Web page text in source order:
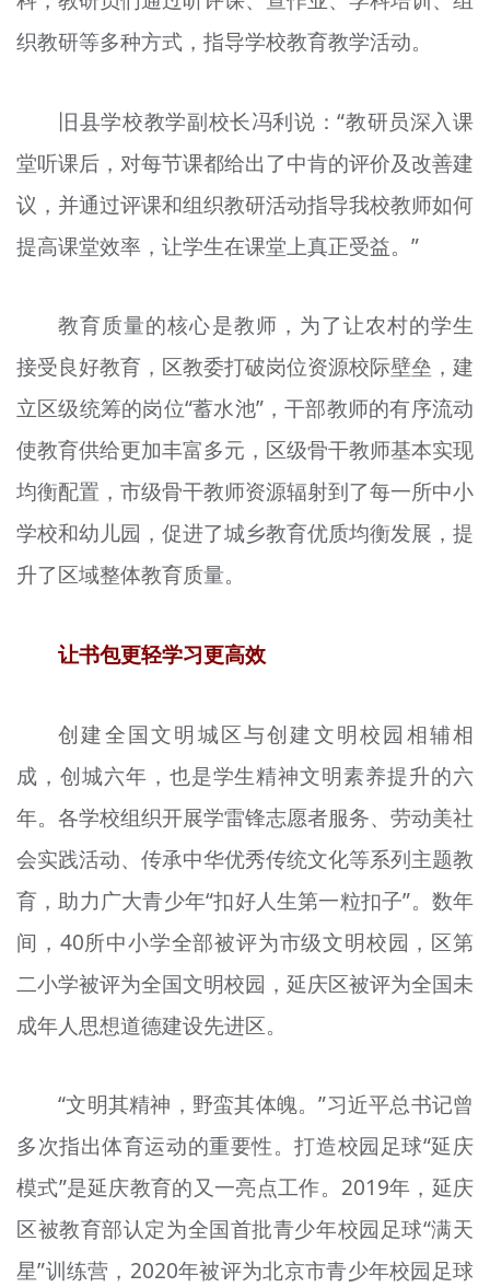
织教研等多种方式，指导学校教育教学活动。
旧县学校教学副校长冯利说：“教研员深入课
堂听课后，对每节课都给出了中肯的评价及改善建
议，并通过评课和组织教研活动指导我校教师如何
提高课堂效率，让学生在课堂上真正受益。”
教育质量的核心是教师，为了让农村的学生
接受良好教育，区教委打破岗位资源校际壁垒，建
立区级统筹的岗位“蓄水池”，干部教师的有序流动
使教育供给更加丰富多元，区级骨干教师基本实现
均衡配置，市级骨干教师资源辐射到了每一所中小
学校和幼儿园，促进了城乡教育优质均衡发展，提
升了区域整体教育质量。
让书包更轻学习更高效
创建全国文明城区与创建文明校园相辅相
成，创城六年，也是学生精神文明素养提升的六
年。各学校组织开展学雷锋志愿者服务、劳动美社
会实践活动、传承中华优秀传统文化等系列主题教
育，助力广大青少年“扣好人生第一粒扣子”。数年
间，40所中小学全部被评为市级文明校园，区第
二小学被评为全国文明校园，延庆区被评为全国未
成年人思想道德建设先进区。
“文明其精神，野蛮其体魄。”习近平总书记曾
多次指出体育运动的重要性。打造校园足球“延庆
模式”是延庆教育的又一亮点工作。2019年，延庆
区被教育部认定为全国首批青少年校园足球“满天
星”训练营，2020年被评为北京市青少年校园足球